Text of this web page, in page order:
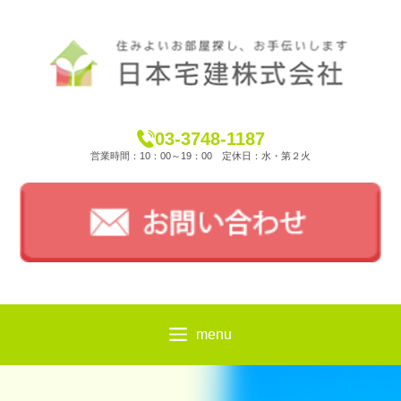
03-3748-1187
営業時間：10：00～19：00 定休日：水・第２火
menu